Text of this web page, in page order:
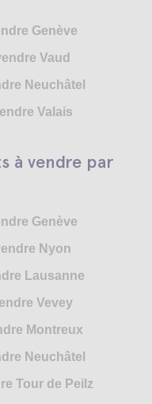
Genève
Vaud
Neuchâtel
Valais
à vendre par
Genève
Nyon
Lausanne
Vevey
Montreux
Neuchâtel
Tour de Peilz